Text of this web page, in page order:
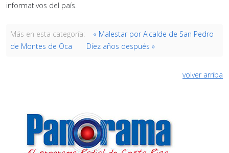
informativos del país.
Más en esta categoría:
« Malestar por Alcalde de San Pedro
de Montes de Oca
Díez años después »
volver arriba